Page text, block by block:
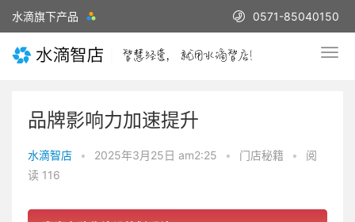
水滴旗下产品 0571-85040150
品牌影响力加速提升
水滴智店 • 2025年3月25日 am2:25 • 门店秘籍 •
阅
读 116